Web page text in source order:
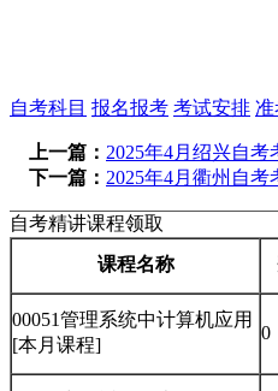
自考科目 报名报考 考试安排 准
上一篇： 2025年4月绍兴自考
下一篇： 2025年4月衢州自考
自考精讲课程领取
课程名称
00051管理系统中计算机应用
[本月课程]
0